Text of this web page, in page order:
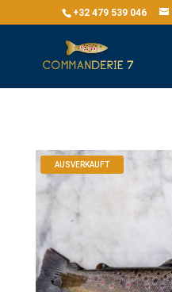
+32 479 539 046
AUSVERKAUFT